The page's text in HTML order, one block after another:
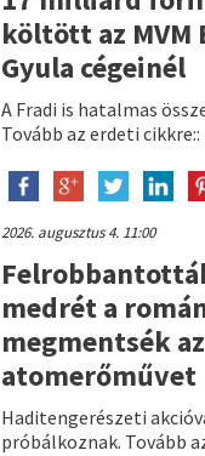
költött az MVM
Gyula cégeinél
A Fradi is hatalmas
Tovább az erdeti cikkre::
2026. augusztus 4. 11:00
medrét a
megmentsék az
atomerőművet
Haditengerészeti
próbálkoznak. Tovább